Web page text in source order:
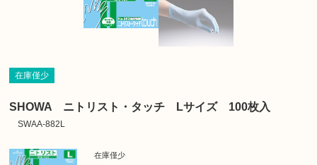
在庫僅少
SHOWA ニトリスト・タッチ Lサイズ 100枚入
SWAA-882L
在庫僅少